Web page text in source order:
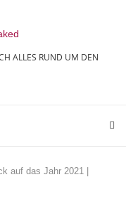
ALLES RUND UM DEN
auf das Jahr 2021 |